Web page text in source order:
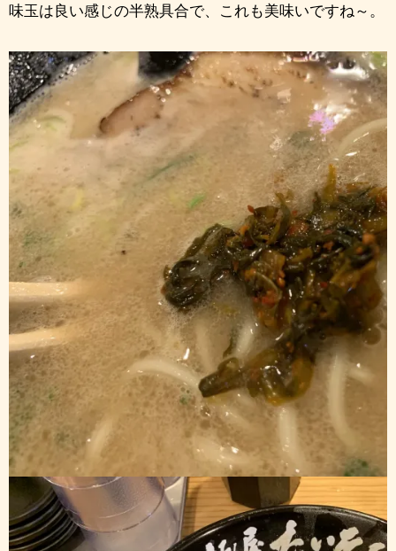
味玉は良い感じの半熟具合で、これも美味いですね～。